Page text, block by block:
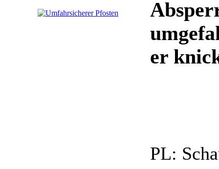
er
PL: